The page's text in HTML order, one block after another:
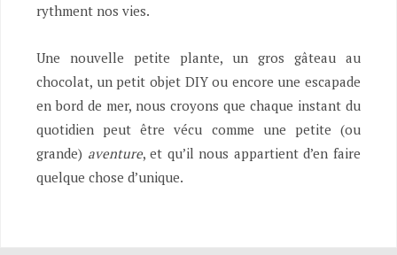
rythment nos vies.
Une nouvelle petite plante, un gros gâteau au
chocolat, un petit objet DIY ou encore une escapade
en bord de mer, nous croyons que chaque instant du
quotidien peut être vécu comme une petite (ou
grande) aventure, et qu’il nous appartient d’en faire
quelque chose d’unique.